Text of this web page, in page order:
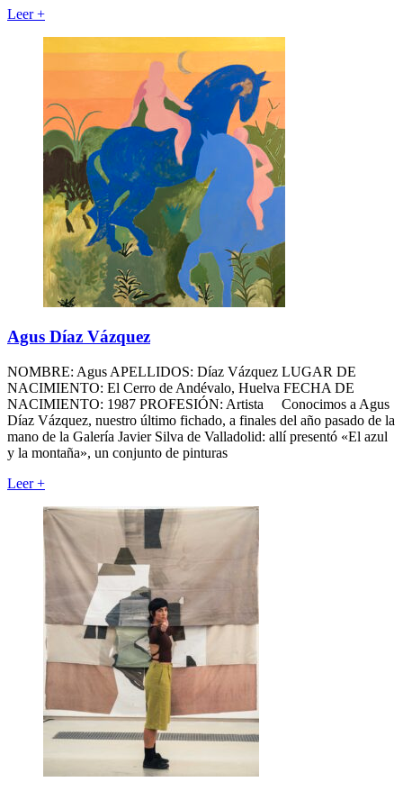
Leer+
Agus Díaz Vázquez
NOMBRE: Agus APELLIDOS: Díaz Vázquez LUGAR DE
NACIMIENTO: El Cerro de Andévalo, Huelva FECHA DE
NACIMIENTO: 1987 PROFESIÓN: Artista Conocimos a Agus
Díaz Vázquez, nuestro último fichado, a finales del año pasado de la
mano de la Galería Javier Silva de Valladolid: allí presentó «El azul
y la montaña», un conjunto de pinturas
Leer+